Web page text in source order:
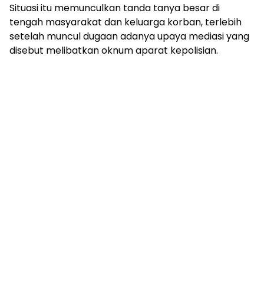
Situasi itu memunculkan tanda tanya besar di
tengah masyarakat dan keluarga korban, terlebih
setelah muncul dugaan adanya upaya mediasi yang
disebut melibatkan oknum aparat kepolisian.